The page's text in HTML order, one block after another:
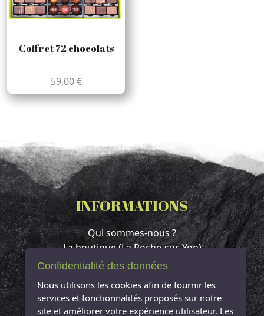
Coffret 72 chocolats
59.00 €
INFORMATIONS
Qui sommes-nous ?
La boutique (La Roche-sur-Yon)
Contact & Accès
Mentions légales
Conditions Générales de Vente
Confidentialité des données
Nous utilisons les cookies afin de fournir les
services et fonctionnalités proposés sur notre
site et améliorer votre expérience utilisateur. Les